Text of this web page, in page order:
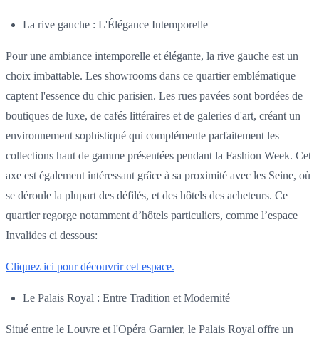
La rive gauche : L'Élégance Intemporelle
Pour une ambiance intemporelle et élégante, la rive gauche est un
choix imbattable. Les showrooms dans ce quartier emblématique
captent l'essence du chic parisien. Les rues pavées sont bordées de
boutiques de luxe, de cafés littéraires et de galeries d'art, créant un
environnement sophistiqué qui complémente parfaitement les
collections haut de gamme présentées pendant la Fashion Week. Cet
axe est également intéressant grâce à sa proximité avec les Seine, où
se déroule la plupart des défilés, et des hôtels des acheteurs. Ce
quartier regorge notamment d’hôtels particuliers, comme l’espace
Invalides ci dessous:
Cliquez ici pour découvrir cet espace.
Le Palais Royal : Entre Tradition et Modernité
Situé entre le Louvre et l'Opéra Garnier, le Palais Royal offre un